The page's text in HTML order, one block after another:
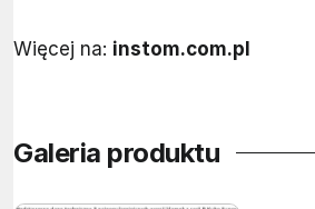
Więcej na: instom.com.pl
Galeria produktu